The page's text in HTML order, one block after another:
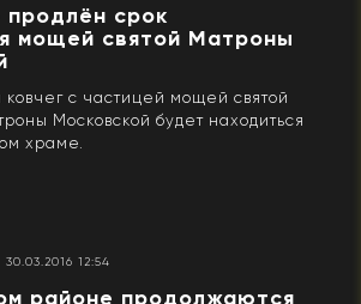
срок
мощей святой Матроны
ковчег с частицей мощей святой
Московской будет находиться
храме.
30.03.2016 12:54
районе продолжаются